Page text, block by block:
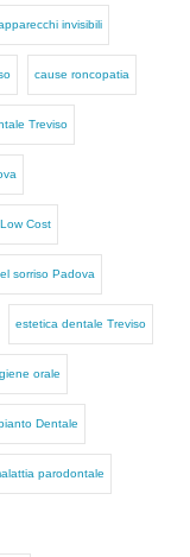
invisibili
cause roncopatia
Treviso
Cost
sorriso Padova
estetica dentale Treviso
orale
Dentale
parodontale